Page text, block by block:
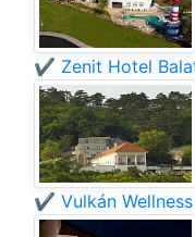
✔️ Zenit Hotel
✔️ Vulkán